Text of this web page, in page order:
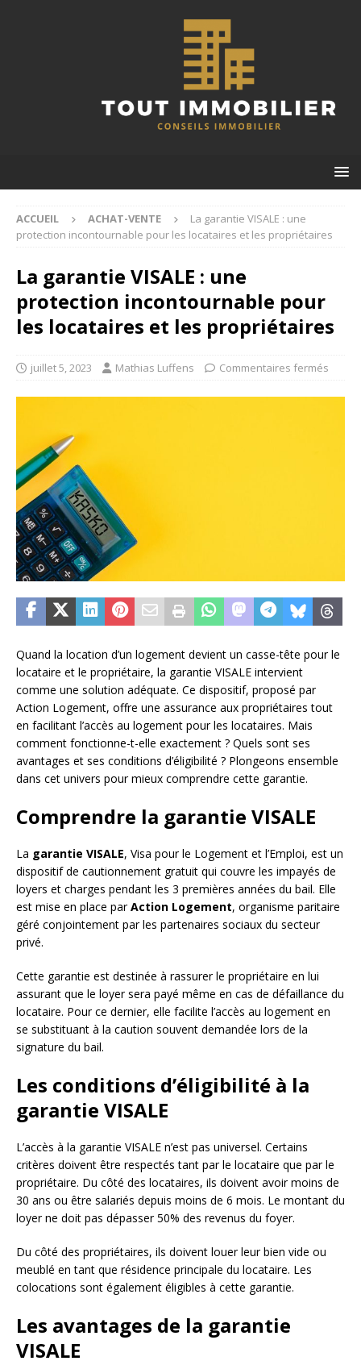
ACCUEIL ACHAT-VENTE
La garantie VISALE : une
protection incontournable pour les locataires et les propriétaires
La garantie VISALE : une
protection incontournable pour
les locataires et les propriétaires
juillet 5, 2023 Mathias Luffens Commentaires fermés
Quand la location d’un logement devient un casse-tête pour le
locataire et le propriétaire, la garantie VISALE intervient
comme une solution adéquate. Ce dispositif, proposé par
Action Logement, offre une assurance aux propriétaires tout
en facilitant l’accès au logement pour les locataires. Mais
comment fonctionne-t-elle exactement ? Quels sont ses
avantages et ses conditions d’éligibilité ? Plongeons ensemble
dans cet univers pour mieux comprendre cette garantie.
Comprendre la garantie VISALE
La garantie VISALE, Visa pour le Logement et l’Emploi, est un
dispositif de cautionnement gratuit qui couvre les impayés de
loyers et charges pendant les 3 premières années du bail. Elle
est mise en place parAction Logement, organisme paritaire
géré conjointement par les partenaires sociaux du secteur
privé.
Cette garantie est destinée à rassurer le propriétaire en lui
assurant que le loyer sera payé même en cas de défaillance du
locataire. Pour ce dernier, elle facilite l’accès au logement en
se substituant à la caution souvent demandée lors de la
signature du bail.
Les conditions d’éligibilité à la
garantie VISALE
L’accès à la garantie VISALE n’est pas universel. Certains
critères doivent être respectés tant par le locataire que par le
propriétaire. Du côté des locataires, ils doivent avoir moins de
30 ans ou être salariés depuis moins de 6 mois. Le montant du
loyer ne doit pas dépasser 50% des revenus du foyer.
Du côté des propriétaires, ils doivent louer leur bien vide ou
meublé en tant que résidence principale du locataire. Les
colocations sont également éligibles à cette garantie.
Les avantages de la garantie
VISALE